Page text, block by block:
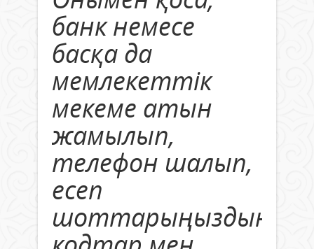
банк немесе
басқа да
мемлекеттік
мекеме атын
жамылып,
телефон шалып,
есеп
шоттарыңыздың